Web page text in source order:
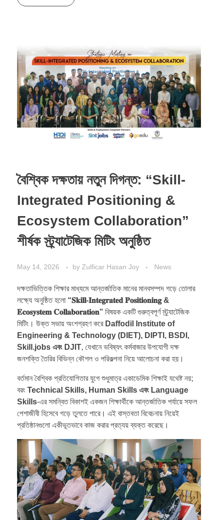
বৈশ্বিক দক্ষতায় নতুন দিগন্ত: “Skill-
Integrated Positioning &
Ecosystem Collaboration”
শীর্ষক স্ট্র্যাটেজিক মিটিং অনুষ্ঠিত
May 14, 2026 by Zulficar Hasan Joy News
দক্ষতাভিত্তিক শিক্ষার মাধ্যমে আন্তর্জাতিক মানের মানবসম্পদ গড়ে তোলার
লক্ষ্যে অনুষ্ঠিত হলো “𝐒𝐤𝐢𝐥𝐥-𝐈𝐧𝐭𝐞𝐠𝐫𝐚𝐭𝐞𝐝 𝐏𝐨𝐬𝐢𝐭𝐢𝐨𝐧𝐢𝐧𝐠 &
𝐄𝐜𝐨𝐬𝐲𝐬𝐭𝐞𝐦 𝐂𝐨𝐥𝐥𝐚𝐛𝐨𝐫𝐚𝐭𝐢𝐨𝐧” বিষয়ক একটি গুরুত্বপূর্ণ স্ট্র্যাটেজিক
মিটিং। উক্ত সভায় অংশগ্রহণ করে Daffodil Institute of
Engineering & Technology (DIET), DIPTI, BSDI,
Skill.jobs এবং DJIT, যেখানে ভবিষ্যৎ কর্মবাজার উপযোগী দক্ষ
জনশক্তি তৈরির বিভিন্ন কৌশল ও পরিকল্পনা নিয়ে আলোচনা করা হয়।
বর্তমান বৈশ্বিক প্রতিযোগিতার যুগে শুধুমাত্র একাডেমিক শিক্ষাই যথেষ্ট নয়;
বরং Technical Skills, Human Skills এবং Language
Skills-এর সমন্বিত বিকাশই একজন শিক্ষার্থীকে আন্তর্জাতিক পর্যায়ে সফল
পেশাজীবী হিসেবে গড়ে তুলতে পারে। এই বাস্তবতা বিবেচনায় নিয়েই
প্রতিষ্ঠানগুলো একীভূতভাবে কাজ করার প্রত্যয় ব্যক্ত করেছে।